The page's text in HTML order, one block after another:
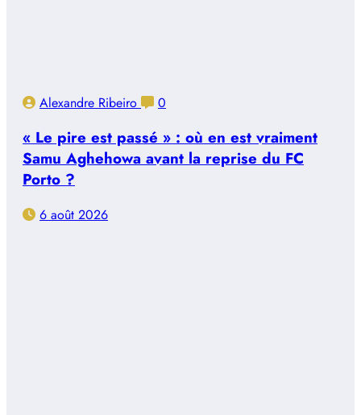
Alexandre Ribeiro 0
« Le pire est passé » : où en est vraiment
Samu Aghehowa avant la reprise du FC
Porto ?
6 août 2026